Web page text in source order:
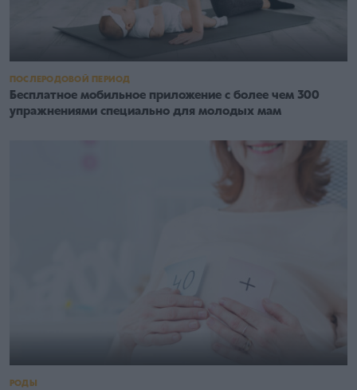
ПОСЛЕРОДОВОЙ ПЕРИОД
Бесплатное мобильное приложение с более чем 300
упражнениями специально для молодых мам
РОДЫ